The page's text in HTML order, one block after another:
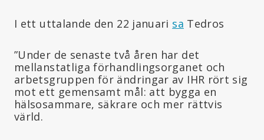
I ett uttalande den 22 januari sa Tedros
”Under de senaste två åren har det
mellanstatliga förhandlingsorganet och
arbetsgruppen för ändringar av IHR rört sig
mot ett gemensamt mål: att bygga en
hälsosammare, säkrare och mer rättvis
värld.